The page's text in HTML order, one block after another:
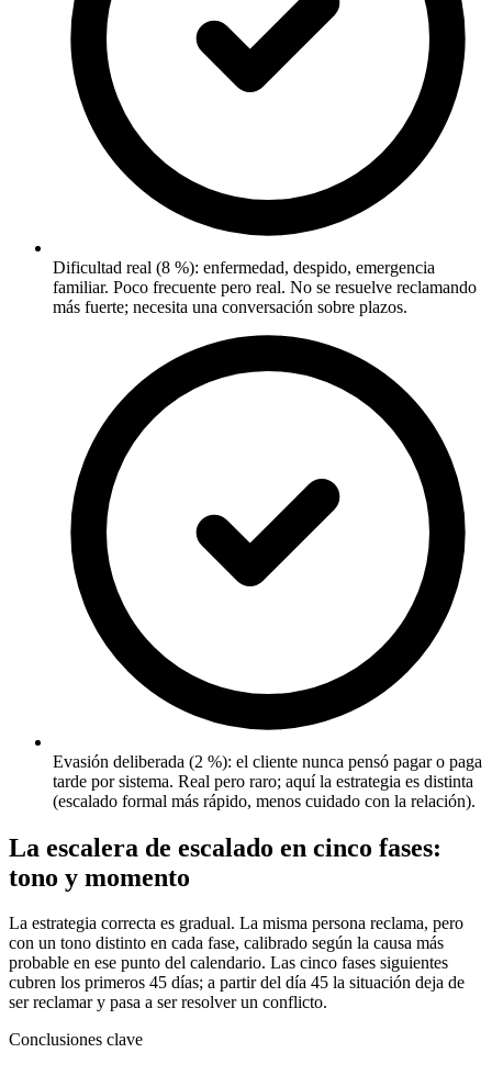
Dificultad real (8 %): enfermedad, despido, emergencia
familiar. Poco frecuente pero real. No se resuelve reclamando
más fuerte; necesita una conversación sobre plazos.
Evasión deliberada (2 %): el cliente nunca pensó pagar o paga
tarde por sistema. Real pero raro; aquí la estrategia es distinta
(escalado formal más rápido, menos cuidado con la relación).
La escalera de escalado en cinco fases:
tono y momento
La estrategia correcta es gradual. La misma persona reclama, pero
con un tono distinto en cada fase, calibrado según la causa más
probable en ese punto del calendario. Las cinco fases siguientes
cubren los primeros 45 días; a partir del día 45 la situación deja de
ser reclamar y pasa a ser resolver un conflicto.
Conclusiones clave